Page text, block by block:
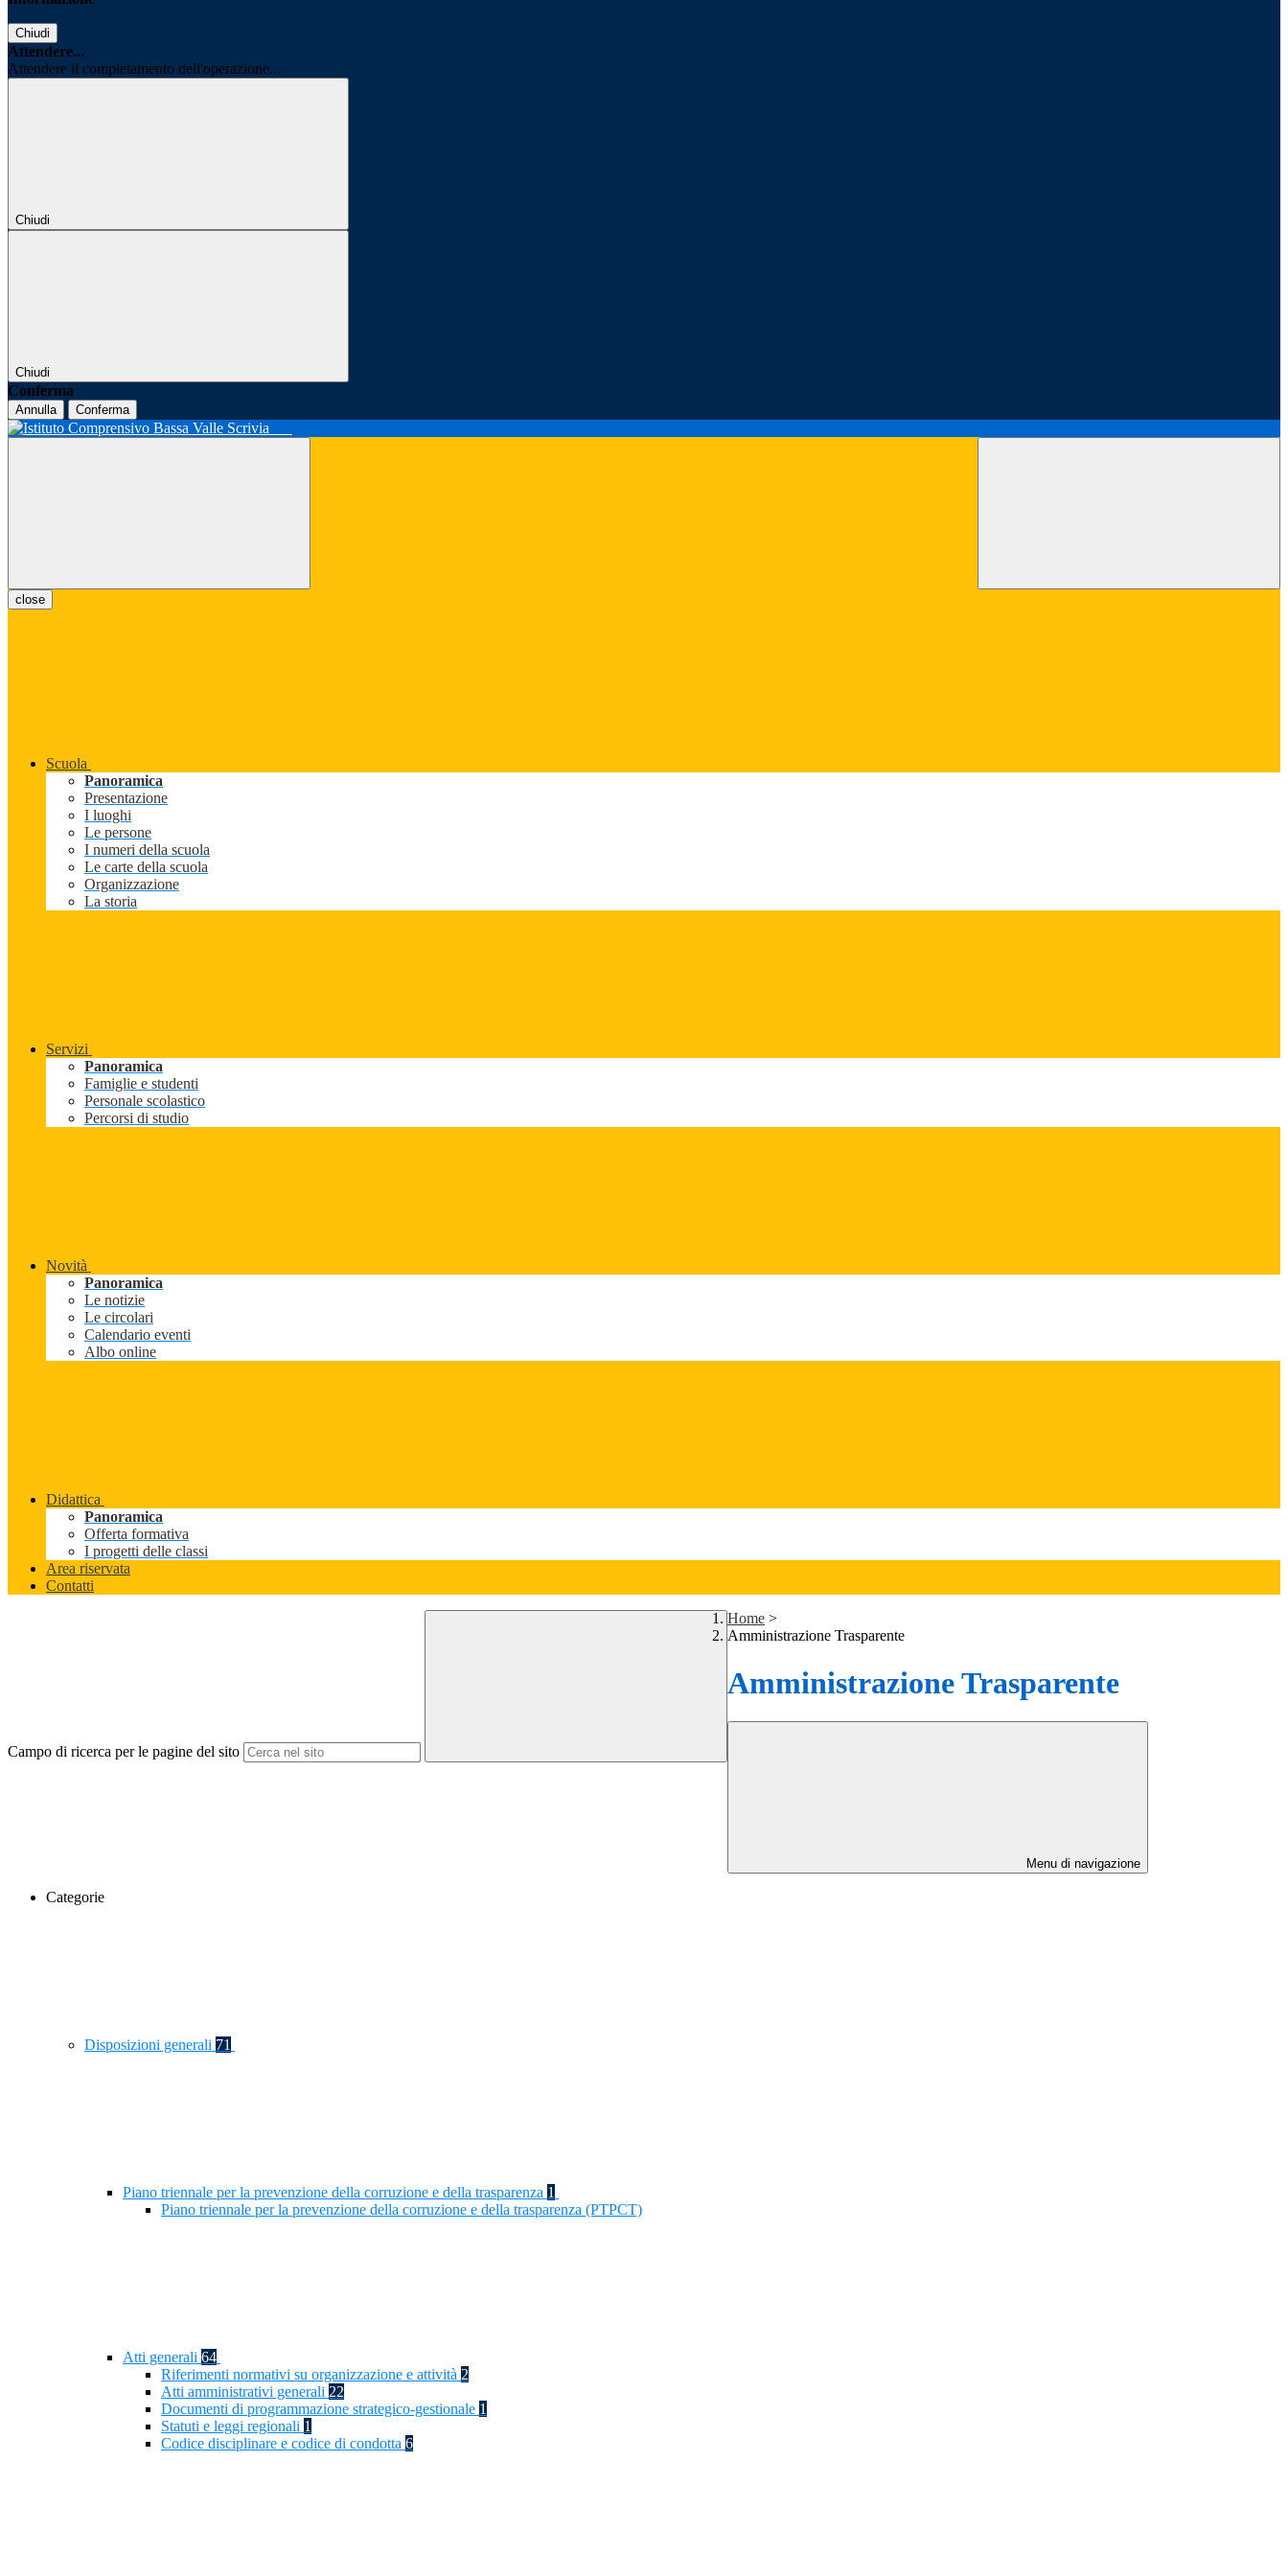
Chiudi
Attendere...
Attendere il completamento dell'operazione...
Chiudi
Chiudi
Conferma
Annulla Conferma
close
Scuola
Panoramica
Presentazione
I luoghi
Le persone
I numeri della scuola
Le carte della scuola
Organizzazione
La storia
Servizi
Panoramica
Famiglie e studenti
Personale scolastico
Percorsi di studio
Novità
Panoramica
Le notizie
Le circolari
Calendario eventi
Albo online
Didattica
Panoramica
Offerta formativa
I progetti delle classi
Area riservata
Contatti
Campo di ricerca per le pagine del sito
Home >
Amministrazione Trasparente
Amministrazione Trasparente
Menu di navigazione
Categorie
Disposizioni generali 71
Piano triennale per la prevenzione della corruzione e della trasparenza 1
Piano triennale per la prevenzione della corruzione e della trasparenza (PTPCT)
Atti generali 64
Riferimenti normativi su organizzazione e attività 2
Atti amministrativi generali 22
Documenti di programmazione strategico-gestionale 1
Statuti e leggi regionali 1
Codice disciplinare e codice di condotta 6